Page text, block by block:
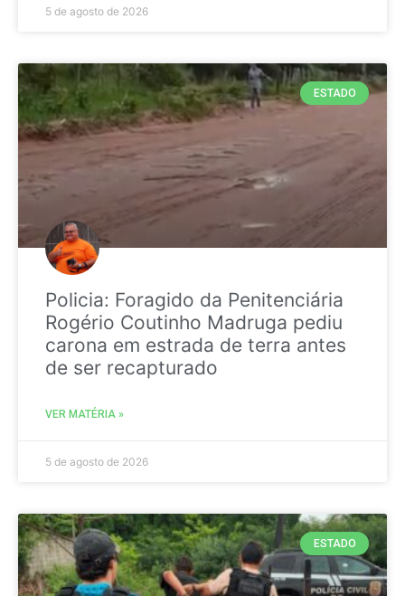
5 de agosto de 2026
ESTADO
Policia: Foragido da Penitenciária
Rogério Coutinho Madruga pediu
carona em estrada de terra antes
de ser recapturado
VER MATÉRIA »
5 de agosto de 2026
ESTADO